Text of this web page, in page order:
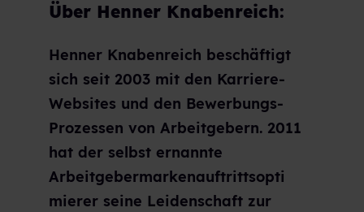
Über Henner Knabenreich:
Henner Knabenreich beschäftigt
sich seit 2003 mit den Karriere-
Websites und den Bewerbungs-
Prozessen von Arbeitgebern. 2011
hat der selbst ernannte
Arbeitgebermarkenauftrittsopti
mierer seine Leidenschaft zur